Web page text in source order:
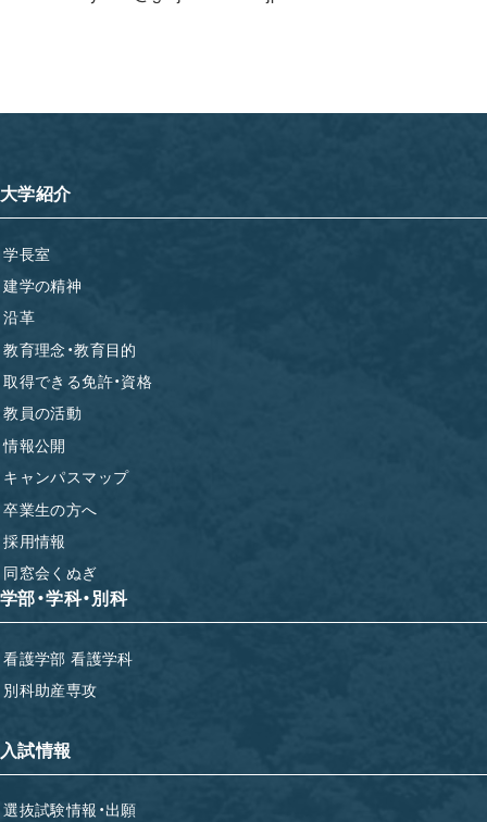
大学紹介
学長室
建学の精神
沿革
教育理念・教育目的
取得できる免許・資格
教員の活動
情報公開
キャンパスマップ
卒業生の方へ
採用情報
同窓会くぬぎ
学部・学科・別科
看護学部 看護学科
別科助産専攻
入試情報
選抜試験情報・出願